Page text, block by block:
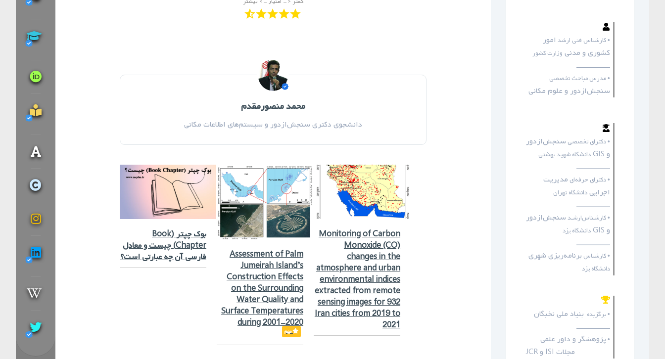
• کارشناس فنی ارشد امور
کشوری و مدنی وزارت کشور
ـــــــــــــــــ
• مدرس مباحث تخصصی
سنجش‌ازدور و علوم مکانی
• دکترای تخصصی سنجش‌ازدور
و GIS
دانشگاه شهید بهشتی
ـــــــــــــــــ
• دکترای حرفه‌ای مدیریت
اجرایی دانشگاه تهران
ـــــــــــــــــ
• کارشـناس‌ارشـد سنجش‌ازدور
و GIS
دانشگاه یزد
ـــــــــــــــــ
• کارشناس برنامه‌ریزی شهری
دانشگاه یزد
• برگزیده بنیاد ملی نخبگان
ـــــــــــــــــ
• پژوهشگر و داور علمی
مجلات ISI وJCR
محمد منصورمقدم
دانشجوی دکتری سنجش‌ازدور و سیستم‌های اطلاعات مکانی
بوک چپتر (Book
Chapter) چیست و معادل
فارسی آن چه عبارتی است؟
Assessment of Palm
Jumeirah Island’s
Construction Effects
on the Surrounding
Water Quality and
Surface Temperatures
during 2001-2020
مهم
Monitoring of Carbon
Monoxide (CO)
changes in the
atmosphere and urban
environmental indices
extracted from remote
sensing images for 932
Iran cities from 2019 to
2021